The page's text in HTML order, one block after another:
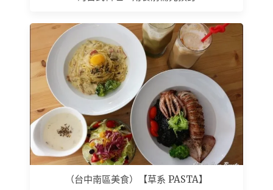
（台中南區美食）【草系 PASTA】